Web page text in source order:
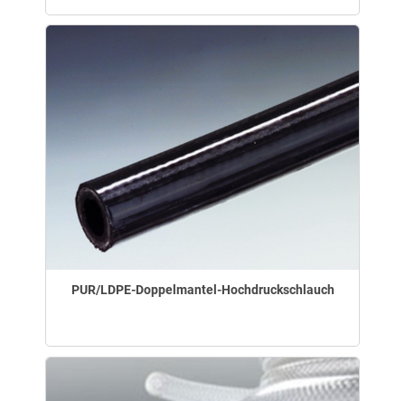
PUR/LDPE-Doppelmantel-Hochdruckschlauch